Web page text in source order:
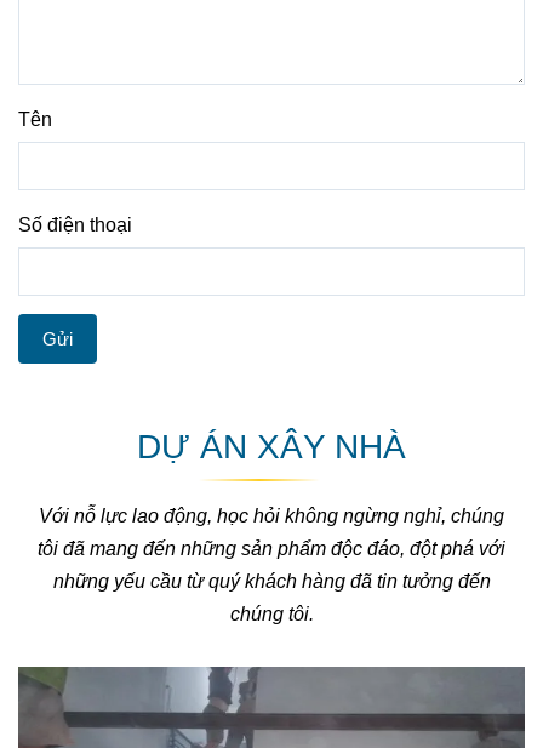
Tên
Số điện thoại
Gửi
DỰ ÁN XÂY NHÀ
Với nỗ lực lao động, học hỏi không ngừng nghỉ, chúng
tôi đã mang đến những sản phẩm độc đáo, đột phá với
những yếu cầu từ quý khách hàng đã tin tưởng đến
chúng tôi.